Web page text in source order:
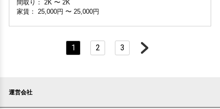
保証人不要・代行 インターネット無料
保証人不要・代行 インターネット無料